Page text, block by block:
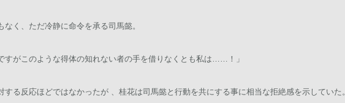
なく、ただ冷静に命令を承る司馬懿。
すがこのような得体の知れない者の手を借りなくとも私は……！」
する反応ほどではなかったが 、桂花は司馬懿と行動を共にする事に相当な拒絶感を示していた